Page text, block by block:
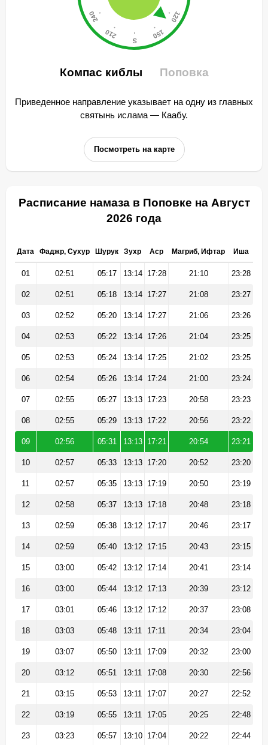
Компас киблы Поповка
Приведенное направление указывает на одну из главных
святынь ислама — Каабу.
Посмотреть на карте
Расписание намаза в Поповке на Август
2026 года
Дата Фаджр, Сухур Шурук Зухр Аср Магриб, Ифтар Иша
01 02:51 05:17 13:14 17:28 21:10 23:28
02 02:51 05:18 13:14 17:27 21:08 23:27
03 02:52 05:20 13:14 17:27 21:06 23:26
04 02:53 05:22 13:14 17:26 21:04 23:25
05 02:53 05:24 13:14 17:25 21:02 23:25
06 02:54 05:26 13:14 17:24 21:00 23:24
07 02:55 05:27 13:13 17:23 20:58 23:23
08 02:55 05:29 13:13 17:22 20:56 23:22
09 02:56 05:31 13:13 17:21 20:54 23:21
10 02:57 05:33 13:13 17:20 20:52 23:20
11 02:57 05:35 13:13 17:19 20:50 23:19
12 02:58 05:37 13:13 17:18 20:48 23:18
13 02:59 05:38 13:12 17:17 20:46 23:17
14 02:59 05:40 13:12 17:15 20:43 23:15
15 03:00 05:42 13:12 17:14 20:41 23:14
16 03:00 05:44 13:12 17:13 20:39 23:12
17 03:01 05:46 13:12 17:12 20:37 23:08
18 03:03 05:48 13:11 17:11 20:34 23:04
19 03:07 05:50 13:11 17:09 20:32 23:00
20 03:12 05:51 13:11 17:08 20:30 22:56
21 03:15 05:53 13:11 17:07 20:27 22:52
22 03:19 05:55 13:11 17:05 20:25 22:48
23 03:23 05:57 13:10 17:04 20:22 22:44